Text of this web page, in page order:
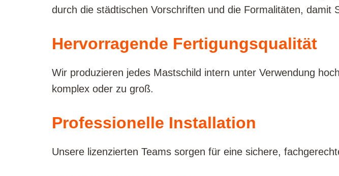
durch die städtischen Vorschriften und die Formalitäten, damit
Hervorragende Fertigungsqualität
Wir produzieren jedes Mastschild intern unter Verwendung
komplex oder zu groß.
Professionelle Installation
Unsere lizenzierten Teams sorgen für eine sichere,